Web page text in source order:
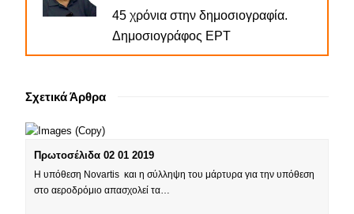
45 χρόνια στην δημοσιογραφία.
Δημοσιογράφος ΕΡΤ
Σχετικά Άρθρα
Πρωτοσέλιδα 02 01 2019
Η υπόθεση Novartis και η σύλληψη του μάρτυρα για την υπόθεση
στο αεροδρόμιο απασχολεί τα…